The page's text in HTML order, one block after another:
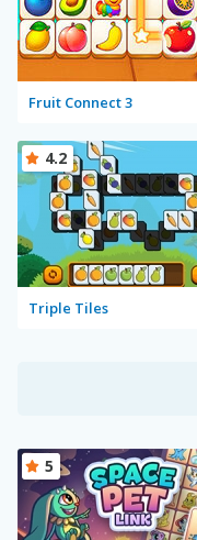
Fruit Connect 3
Triple Tiles
4.2
5